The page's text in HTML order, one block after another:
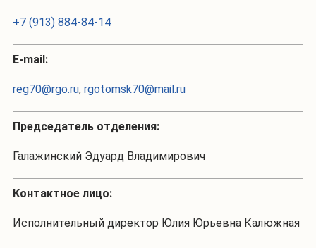
+7 (913) 884-84-14
Е-mail:
reg70@rgo.ru, rgotomsk70@mail.ru
Председатель отделения:
Галажинский Эдуард Владимирович
Контактное лицо:
Исполнительный директор Юлия Юрьевна Калюжная